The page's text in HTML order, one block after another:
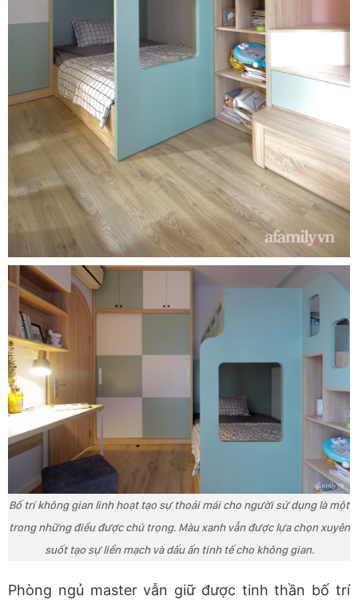
Bố trí không gian linh hoạt tạo sự thoải mái cho người sử dụng là một
trong những điều được chú trọng. Màu xanh vẫn được lựa chọn xuyên
suốt tạo sự liền mạch và dấu ấn tinh tế cho không gian.
Phòng ngủ master vẫn giữ được tinh thần bố trí